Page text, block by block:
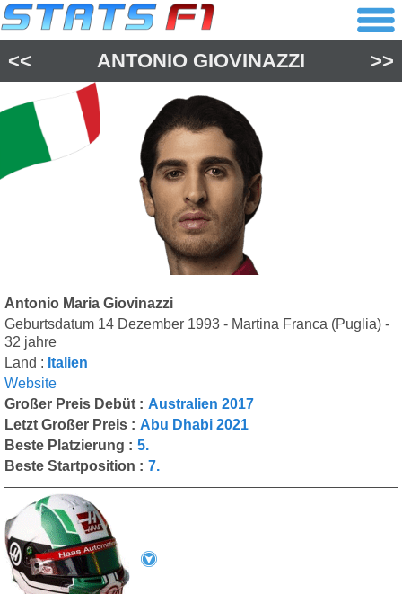
<< ANTONIO GIOVINAZZI >>
Antonio Maria Giovinazzi
Geburtsdatum 14 Dezember 1993 - Martina Franca (Puglia) -
32 jahre
Land : Italien
Website
Großer Preis Debüt : Australien 2017
Letzt Großer Preis : Abu Dhabi 2021
Beste Platzierung : 5.
Beste Startposition : 7.